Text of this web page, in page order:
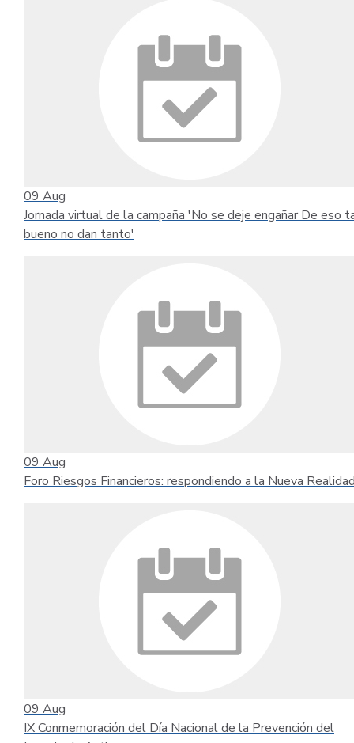
09 Aug
Jornada virtual de la campaña 'No se deje engañar De eso
bueno no dan tanto'
09 Aug
Foro Riesgos Financieros: respondiendo a la Nueva
09 Aug
IX Conmemoración del Día Nacional de la Prevención del